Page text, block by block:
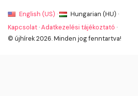
English (US) ·
Hungarian (HU) ·
Kapcsolat ·Adatkezelési tájékoztató ·
© újhírek 2026. Minden jog fenntartva!